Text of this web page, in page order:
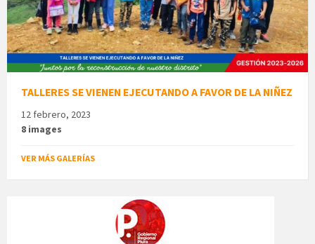
TALLERES SE VIENEN EJECUTANDO A FAVOR DE LA NIÑEZ
12 febrero, 2023
8 images
VER MÁS GALERÍAS